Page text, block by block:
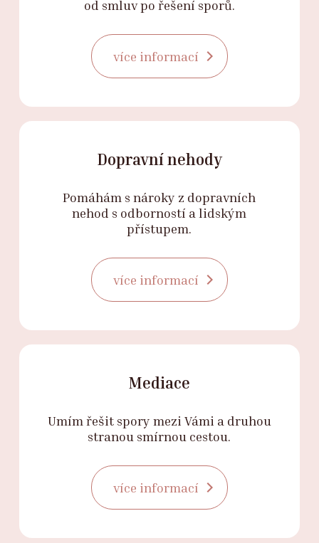
od smluv po řešení sporů.
více informací
Dopravní nehody
Pomáhám s nároky z dopravních
nehod s odborností a lidským
přístupem.
více informací
Mediace
Umím řešit spory mezi Vámi a druhou
stranou smírnou cestou.
více informací